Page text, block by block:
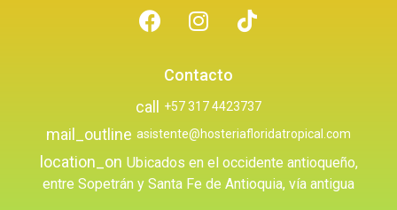
Contacto
call +57 317 4423737
mail_outline asistente@hosteriafloridatropical.com
location_on Ubicados en el occidente antioqueño,
entre Sopetrán y Santa Fe de Antioquia, vía antigua